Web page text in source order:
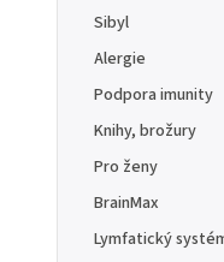
Sibyl
Alergie
Podpora imunity
Knihy, brožury
Pro ženy
BrainMax
Lymfatický